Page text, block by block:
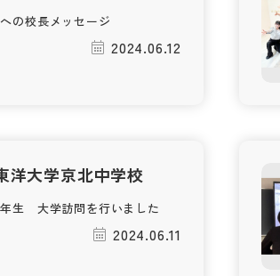
の校長メッセージ
2024.06.12
洋大学京北中学校
生 大学訪問を行いました
2024.06.11